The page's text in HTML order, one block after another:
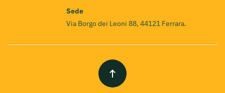
Sede
Via Borgo dei Leoni 88, 44121 Ferrara.